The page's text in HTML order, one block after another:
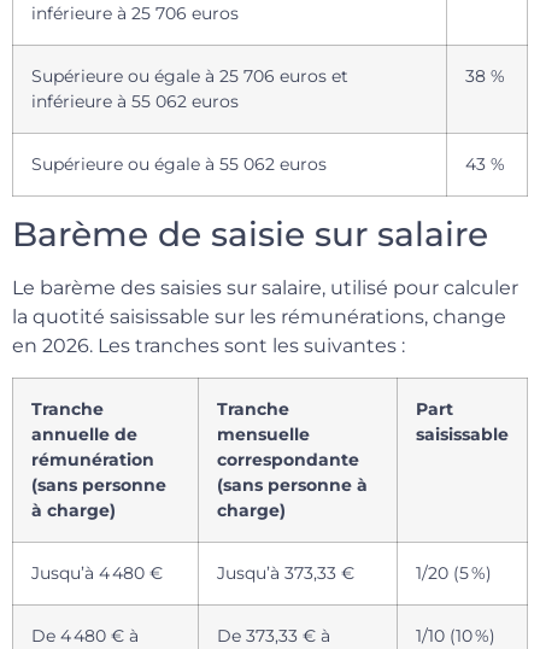
inférieure à 25 706 euros
Supérieure ou égale à 25 706 euros et
inférieure à 55 062 euros
38 %
Supérieure ou égale à 55 062 euros 43 %
Barème de saisie sur salaire
Le barème des saisies sur salaire, utilisé pour calculer
la quotité saisissable sur les rémunérations, change
en 2026. Les tranches sont les suivantes :
Tranche
annuelle de
rémunération
(sans personne
à charge)
Tranche
mensuelle
correspondante
(sans personne à
charge)
Part
saisissable
Jusqu’à 4 480 € Jusqu’à 373,33 € 1/20 (5 %)
De 4 480 € à
De 373,33 € à
1/10 (10 %)